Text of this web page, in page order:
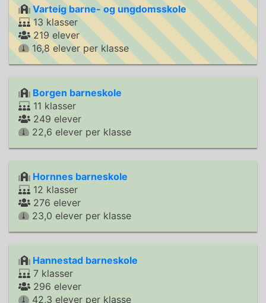
Varteig barne- og ungdomsskole
13 klasser
219 elever
16,8 elever per klasse
Borgen barneskole
11 klasser
249 elever
22,6 elever per klasse
Hornnes barneskole
12 klasser
276 elever
23,0 elever per klasse
Hannestad barneskole
7 klasser
296 elever
42,3 elever per klasse